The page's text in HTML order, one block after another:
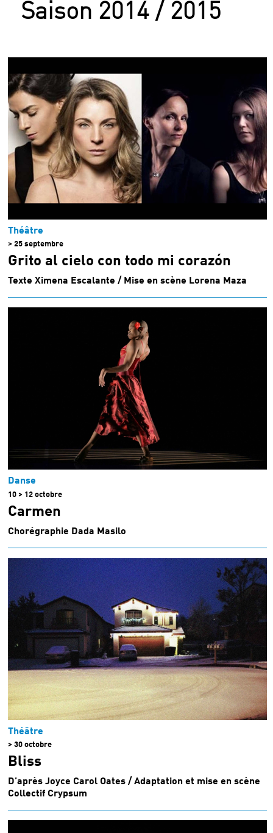
Archives
Saison 2014 / 2015
Théâtre
> 25 septembre
Grito al cielo con todo mi corazón
Texte Ximena Escalante / Mise en scène Lorena Maza
Danse
10 > 12 octobre
Carmen
Chorégraphie Dada Masilo
Théâtre
> 30 octobre
Bliss
D’après Joyce Carol Oates / Adaptation et mise en scène
Collectif Crypsum